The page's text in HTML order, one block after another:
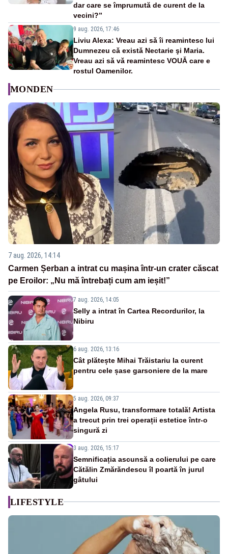
dar care se împrumută de curent de la
vecini?”
9 aug. 2026, 17:46
Liviu Alexa: Vreau azi sǎ îi reamintesc lui
Dumnezeu cǎ existǎ Nectarie şi Maria.
Vreau azi sǎ vǎ reamintesc VOUǍ care e
rostul Oamenilor.
MONDEN
7 aug. 2026, 14:14
Carmen Șerban a intrat cu mașina într-un crater căscat
pe Eroilor: „Nu mă întrebați cum am ieșit!”
7 aug. 2026, 14:05
Selly a intrat în Cartea Recordurilor, la
Nibiru
6 aug. 2026, 13:16
Cât plătește Mihai Trăistariu la curent
pentru cele șase garsoniere de la mare
5 aug. 2026, 09:37
Angela Rusu, transformare totală! Artista
a trecut prin trei operații estetice într-o
singură zi
3 aug. 2026, 15:17
Semnificația ascunsă a colierului pe care
Cătălin Zmărăndescu îl poartă în jurul
gâtului
LIFESTYLE